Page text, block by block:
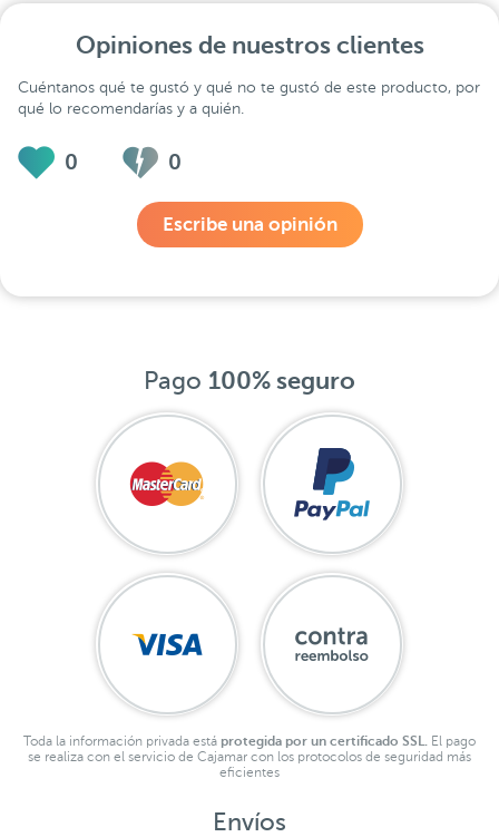
Opiniones de nuestros clientes
Cuéntanos qué te gustó y qué no te gustó de este producto, por
qué lo recomendarías y a quién.
0 0
Escribe una opinión
Pago 100% seguro
Toda la información privada está protegida por un certificado SSL.
El pago
se realiza con el servicio de Cajamar con los protocolos de seguridad más
eficientes
Envíos